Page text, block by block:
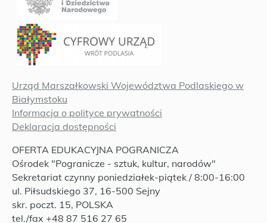
Urząd Marszałkowski Województwa Podlaskiego w
Białymstoku
Informacja o polityce prywatności
Deklaracja dostępności
OFERTA EDUKACYJNA POGRANICZA
Ośrodek "Pogranicze - sztuk, kultur, narodów"
Sekretariat czynny poniedziałek-piątek / 8:00-16:00
ul. Piłsudskiego 37, 16-500 Sejny
skr. poczt. 15, POLSKA
tel./fax +48 87 516 27 65